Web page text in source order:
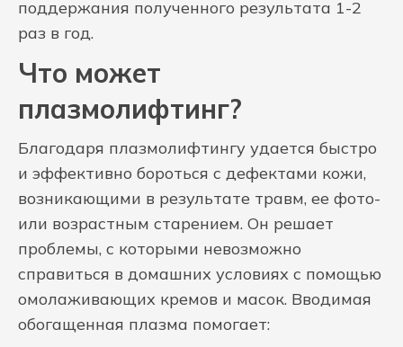
поддержания полученного результата 1-2
раз в год.
Что может
плазмолифтинг?
Благодаря плазмолифтингу удается быстро
и эффективно бороться с дефектами кожи,
возникающими в результате травм, ее фото-
или возрастным старением. Он решает
проблемы, с которыми невозможно
справиться в домашних условиях с помощью
омолаживающих кремов и масок. Вводимая
обогащенная плазма помогает: